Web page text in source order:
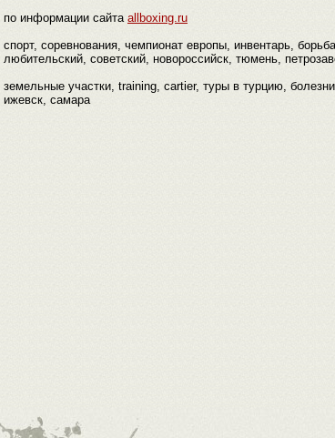
по информации сайта allboxing.ru
спорт, соревнования, чемпионат европы, инвентарь,
любительский, советский, новороссийск, тюмень,
земельные участки, training, cartier, туры в турцию,
ижевск, самара